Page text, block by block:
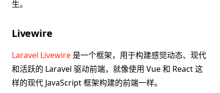
生。
Livewire
Laravel Livewire 是一个框架，用于构建感觉动态、现代
和活跃的 Laravel 驱动前端，就像使用 Vue 和 React 这
样的现代 JavaScript 框架构建的前端一样。